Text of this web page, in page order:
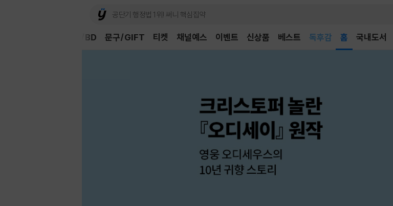
채널예스 이벤트 신상품 베스트
어린이
홈 국내도서
DVD/BD 문구/GIFT 티켓